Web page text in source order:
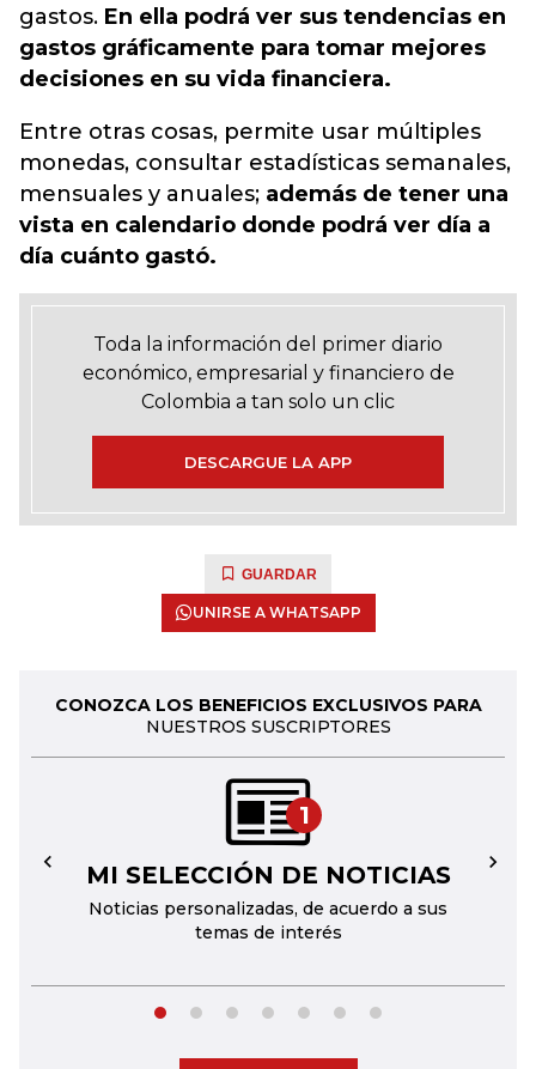
gastos. En ella podrá ver sus tendencias en
gastos gráficamente para tomar mejores
decisiones en su vida financiera.
Entre otras cosas, permite usar múltiples
monedas, consultar estadísticas semanales,
mensuales y anuales; además de tener una
vista en calendario donde podrá ver día a
día cuánto gastó.
Toda la información del primer diario
económico, empresarial y financiero de
Colombia a tan solo un clic
DESCARGUE LA APP
GUARDAR
UNIRSE A WHATSAPP
CONOZCA LOS BENEFICIOS EXCLUSIVOS PARA
NUESTROS SUSCRIPTORES
1
MI SELECCIÓN DE NOTICIAS
Noticias personalizadas, de acuerdo a sus
temas de interés
← →